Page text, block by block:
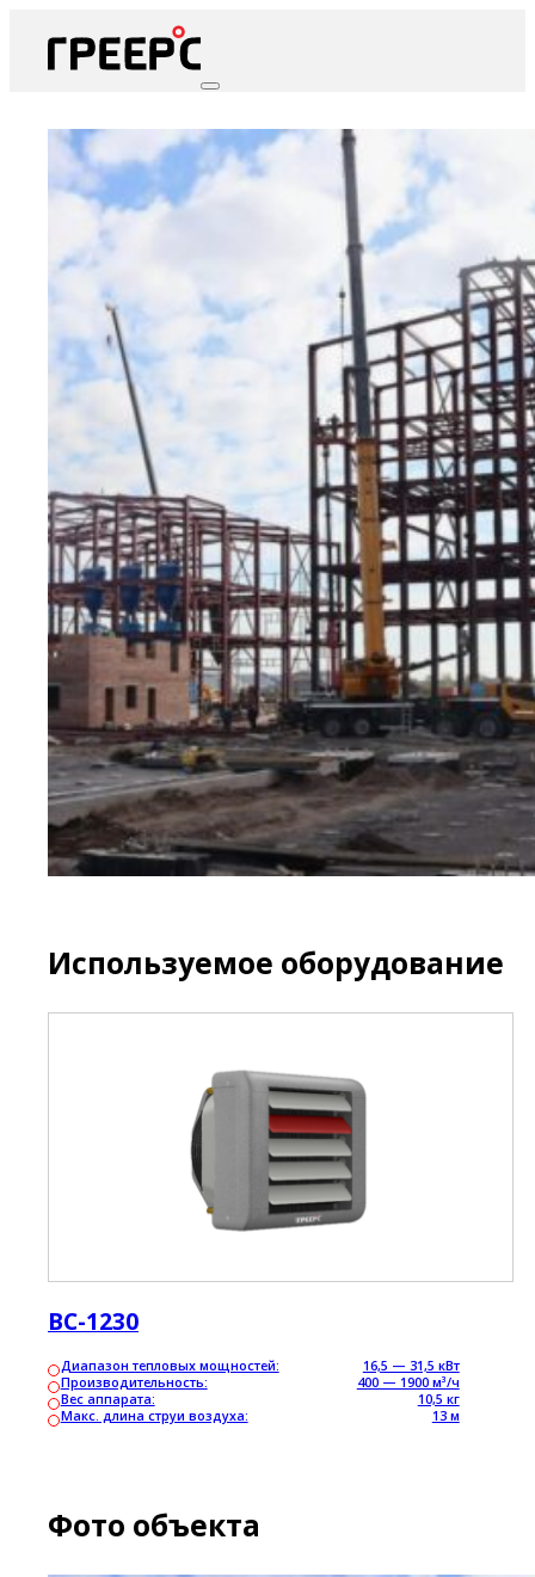
Используемое оборудование
ВС-1230
Диапазон тепловых мощностей:
16,5 — 31,5 кВт
Производительность:
400 — 1900 м³/ч
Вес аппарата:
10,5 кг
Макс. длина струи воздуха:
13 м
Фото объекта